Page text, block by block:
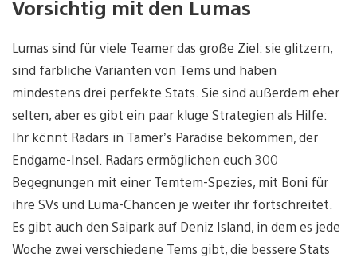
Vorsichtig mit den Lumas
Lumas sind für viele Teamer das große Ziel: sie glitzern,
sind farbliche Varianten von Tems und haben
mindestens drei perfekte Stats. Sie sind außerdem eher
selten, aber es gibt ein paar kluge Strategien als Hilfe:
Ihr könnt Radars in Tamer’s Paradise bekommen, der
Endgame-Insel. Radars ermöglichen euch 300
Begegnungen mit einer Temtem-Spezies, mit Boni für
ihre SVs und Luma-Chancen je weiter ihr fortschreitet.
Es gibt auch den Saipark auf Deniz Island, in dem es jede
Woche zwei verschiedene Tems gibt, die bessere Stats